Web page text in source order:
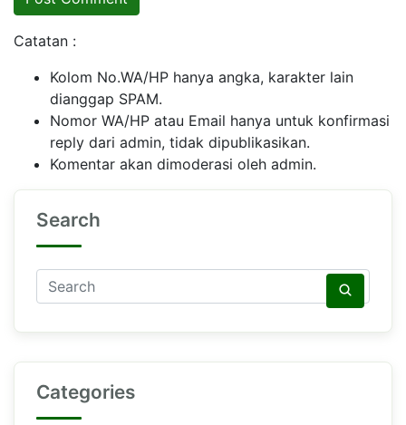
Catatan :
Kolom No.WA/HP hanya angka, karakter lain
dianggap SPAM.
Nomor WA/HP atau Email hanya untuk konfirmasi
reply dari admin, tidak dipublikasikan.
Komentar akan dimoderasi oleh admin.
Search
Categories